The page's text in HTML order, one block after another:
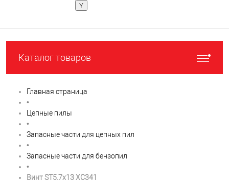
Каталог товаров
Главная страница
•
Цепные пилы
•
Запасные части для цепных пил
•
Запасные части для бензопил
•
Винт ST5.7х13 XC341